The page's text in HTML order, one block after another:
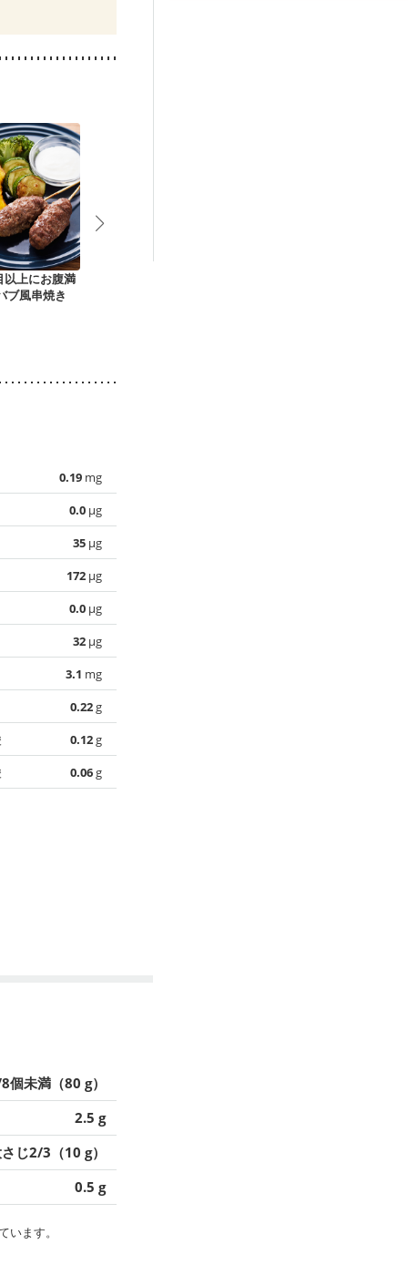
娠糖尿病(初期)
以上にお腹満
ブ風串焼き
0.19 mg
0.0 µg
35 µg
172 µg
0.0 µg
32 µg
3.1 mg
0.22g
0.12g
0.06g
個未満（80 g）
2.5 g
じ2/3（10 g）
0.5 g
ます。